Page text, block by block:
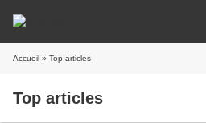
Accueil » Top articles
Top articles